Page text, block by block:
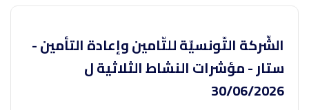
الشّركة التّونسيّة للتّامين وإعادة التأمين -
ستار - مؤشرات النشاط الثلاثية ل
30/06/2026